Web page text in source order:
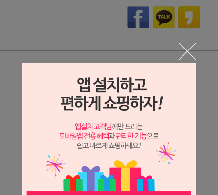
상세정보 새창 열기
상세 정보를 확대해 보실 수 있습니다.
※ 필독해주세요 ※
는 시세 변동에 따라 가격이 달라질 수 있으니
문의 후 주문 바랍니다.